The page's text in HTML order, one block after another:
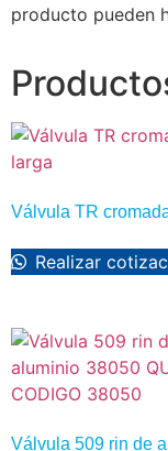
producto pueden
Válvula TR
Realizar
Válvula 509 rin de